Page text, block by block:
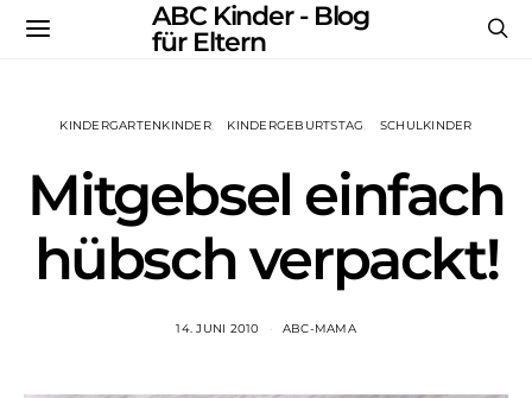
ABC Kinder - Blog
für Eltern
KINDERGARTENKINDER KINDERGEBURTSTAG SCHULKINDER
Mitgebsel einfach
hübsch verpackt!
14. JUNI 2010 ABC-MAMA